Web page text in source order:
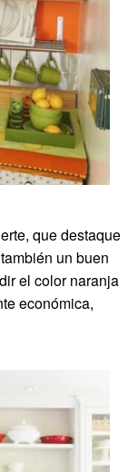
que destaque
un buen
el color naranja
económica,